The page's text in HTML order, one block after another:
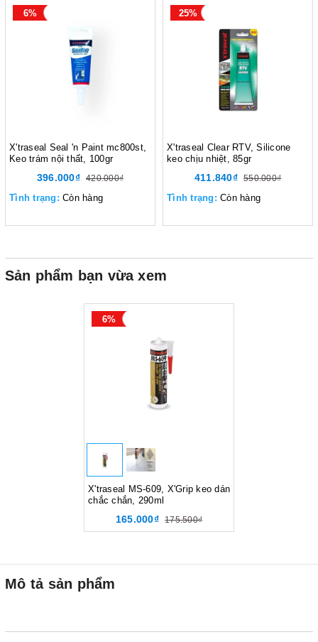
6%
X'traseal Seal 'n Paint mc800st,
Keo trám nội thất, 100gr
396.000₫ 420.000₫
Tình trạng: Còn hàng
25%
X'traseal Clear RTV, Silicone
keo chịu nhiệt, 85gr
411.840₫ 550.000₫
Tình trạng: Còn hàng
Sản phẩm bạn vừa xem
6%
X'traseal MS-609, X'Grip keo dán
chắc chắn, 290ml
165.000₫ 175.500₫
Mô tả sản phẩm